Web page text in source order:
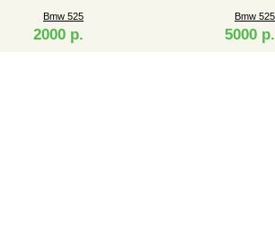
Bmw 525
2000 р.
Bmw 525
5000 р.